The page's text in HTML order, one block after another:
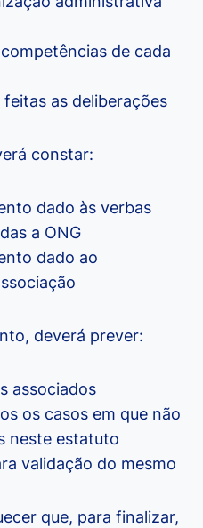
de cada
as deliberações
constar:
dado às verbas
a ONG
dado ao
deverá prever:
associados
os casos em que não
neste estatuto
validação do mesmo
que, para finalizar,